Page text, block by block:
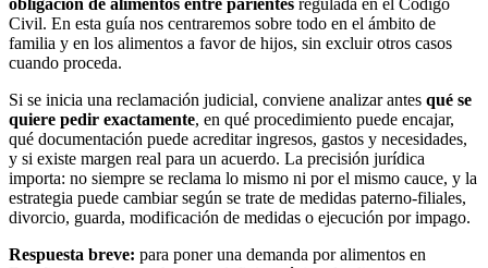
obligación de alimentos entre parientes regulada en el Código
Civil. En esta guía nos centraremos sobre todo en el ámbito de
familia y en los alimentos a favor de hijos, sin excluir otros casos
cuando proceda.
Si se inicia una reclamación judicial, conviene analizar antes qué se
quiere pedir exactamente, en qué procedimiento puede encajar,
qué documentación puede acreditar ingresos, gastos y necesidades,
y si existe margen real para un acuerdo. La precisión jurídica
importa: no siempre se reclama lo mismo ni por el mismo cauce, y la
estrategia puede cambiar según se trate de medidas paterno-filiales,
divorcio, guarda, modificación de medidas o ejecución por impago.
Respuesta breve: para poner una demanda por alimentos en